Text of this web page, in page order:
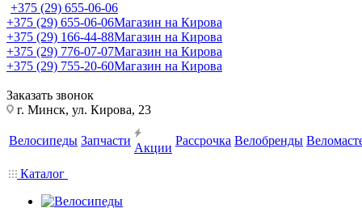
+375 (29) 655-06-06
+375 (29) 655-06-06Магазин на Кирова
+375 (29) 166-44-88Магазин на Кирова
+375 (29) 776-07-07Магазин на Кирова
+375 (29) 755-20-60Магазин на Кирова
Заказать звонок
г. Минск, ул. Кирова, 23
Велосипеды Запчасти
Акции
Рассрочка Велобренды
Каталог